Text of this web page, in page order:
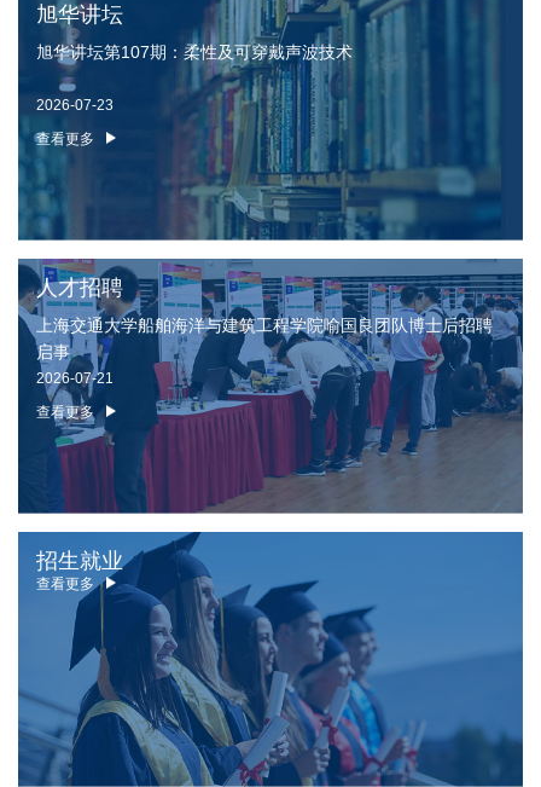
旭华讲坛
旭华讲坛第107期：柔性及可穿戴声波技术
2026-07-23
查看更多
人才招聘
上海交通大学船舶海洋与建筑工程学院喻国良团队博士后招聘
启事
2026-07-21
查看更多
招生就业
查看更多